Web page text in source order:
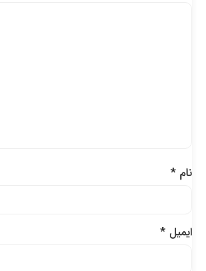
نام*
ایمیل*